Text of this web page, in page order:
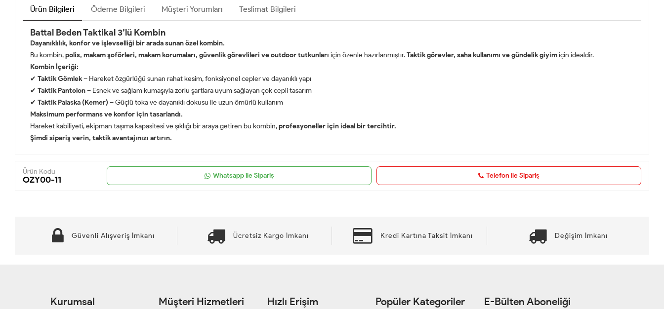
Ürün Bilgileri Ödeme Bilgileri Müşteri Yorumları Teslimat Bilgileri
Battal Beden Taktikal 3’lü Kombin
Dayanıklılık, konfor ve işlevselliği bir arada sunan özel kombin.
Bu kombin,polis, makam şoförleri, makam korumaları, güvenlik görevlileri ve outdoor tutkunları için özenle hazırlanmıştır.Taktik görevler, saha kullanımı ve gündelik giyimiçin idealdir.
Kombin İçeriği:
✔ Taktik Gömlek– Hareket özgürlüğü sunan rahat kesim, fonksiyonel cepler ve dayanıklı yapı
✔ Taktik Pantolon– Esnek ve sağlam kumaşıyla zorlu şartlara uyum sağlayan çok cepli tasarım
✔ Taktik Palaska (Kemer) – Güçlü toka ve dayanıklı dokusu ile uzun ömürlü kullanım
Maksimum performans ve konfor için tasarlandı.
Hareket kabiliyeti, ekipman taşıma kapasitesi ve şıklığı bir araya getiren bu kombin,profesyoneller için ideal bir tercihtir.
Şimdi sipariş verin, taktik avantajınızı artırın.
Ürün Kodu
OZY00-11 Whatsapp ile Sipariş Telefon ile Sipariş
Güvenli Alışveriş İmkanı Ücretsiz Kargo İmkanı Kredi Kartına Taksit İmkanı Değişim İmkanı
Kurumsal Müşteri Hizmetleri Hızlı Erişim Popüler Kategoriler E-Bülten Aboneliği